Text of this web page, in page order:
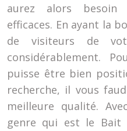
aurez alors besoin
efficaces. En ayant la
de visiteurs de
considérablement.
puisse être bien
recherche, il vous
meilleure qualité.
genre qui est le Bait